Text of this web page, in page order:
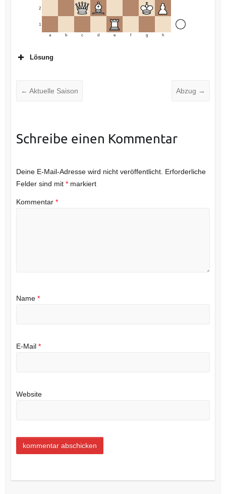
1
2
a b c d e f g h
Lösung
← Aktuelle Saison Abzug →
Schreibe einen Kommentar
Deine E-Mail-Adresse wird nicht veröffentlicht. Erforderliche
Felder sind mit *markiert
Kommentar *
Name *
E-Mail *
Website